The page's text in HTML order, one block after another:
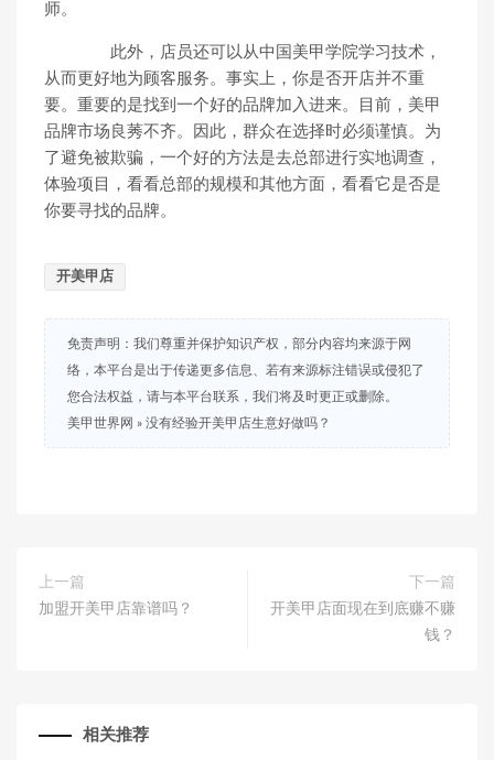
师。
此外，店员还可以从中国美甲学院学习技术，
从而更好地为顾客服务。事实上，你是否开店并不重
要。重要的是找到一个好的品牌加入进来。目前，美甲
品牌市场良莠不齐。因此，群众在选择时必须谨慎。为
了避免被欺骗，一个好的方法是去总部进行实地调查，
体验项目，看看总部的规模和其他方面，看看它是否是
你要寻找的品牌。
开美甲店
免责声明：我们尊重并保护知识产权，部分内容均来源于网
络，本平台是出于传递更多信息、若有来源标注错误或侵犯了
您合法权益，请与本平台联系，我们将及时更正或删除。
美甲世界网 » 没有经验开美甲店生意好做吗？
上一篇
加盟开美甲店靠谱吗？
下一篇
开美甲店面现在到底赚不赚
钱？
相关推荐